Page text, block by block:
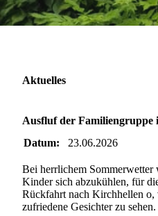
Aktuelles
Ausfluf der Familiengruppe
Datum:
23.06.2026
Bei herrlichem Sommerwetter
Kinder sich abzukühlen, für
Rückfahrt nach Kirchhellen o,
zufriedene Gesichter zu sehen.